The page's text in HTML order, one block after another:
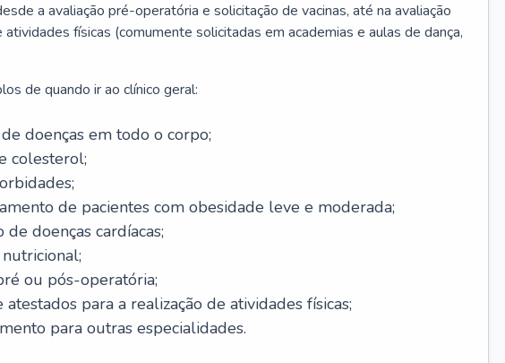
a avaliação pré-operatória e solicitação de vacinas, até na avaliação
atividades físicas (comumente solicitadas em academias e aulas de dança,
de quando ir ao clínico geral:
doenças em todo o corpo;
colesterol;
de pacientes com obesidade leve e moderada;
de doenças cardíacas;
ou pós-operatória;
atestados para a realização de atividades físicas;
para outras especialidades.